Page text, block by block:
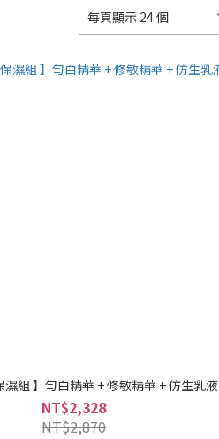
每頁顯示 24 個
濕組 】勻白精華 + 修敏精華 + 仿生乳液
NT$2,328
NT$2,870